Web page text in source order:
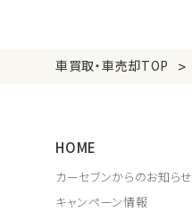
車買取・車売却TOP >
HOME
カーセブンからのお知らせ
キャンペーン情報